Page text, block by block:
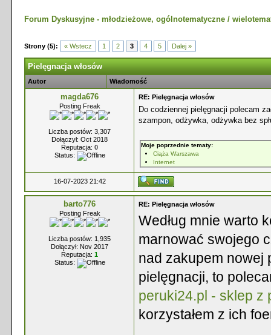
Forum Dyskusyjne - młodzieżowe, ogólnotematyczne /
Strony (5): « Wstecz 1 2 3 4 5 Dalej »
Pielęgnacja włosów
Autor Wiadomość
magda676
Posting Freak
Liczba postów: 3,307
Dołączył: Oct 2018
Reputacja: 0
Status:
RE: Pielęgnacja włosów
Do codziennej pielęgnacji polecam
szampon, odżywka, odżywka bez
Moje poprzednie tematy:
Ciąża Warszawa
Internet
16-07-2023 21:42
barto776
Posting Freak
Liczba postów: 1,935
Dołączył: Nov 2017
Reputacja: 1
Status:
RE: Pielęgnacja włosów
Według mnie warto
marnować swojego
nad zakupem nowej
pielęgnacji, to
peruki24.pl - sklep z
korzystałem z ich